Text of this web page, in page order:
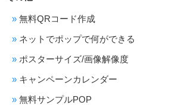
無料QRコード作成
ネットでポップで何ができる
ポスターサイズ/画像解像度
キャンペーンカレンダー
無料サンプルPOP